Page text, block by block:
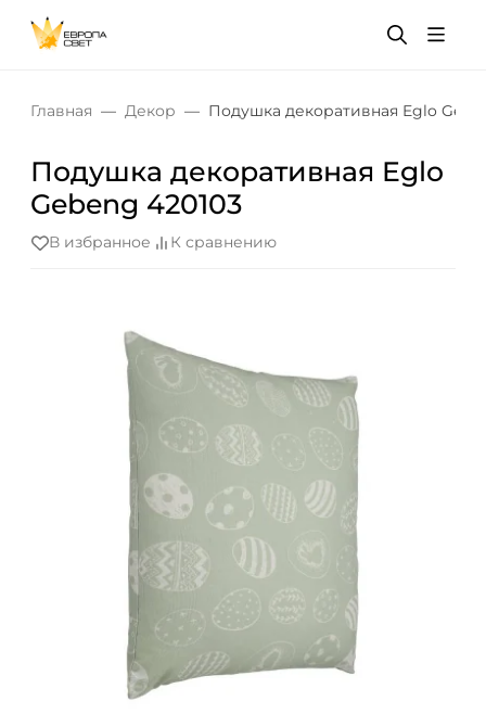
Главная Декор Подушка декоративная Eglo
Подушка декоративная Eglo
Gebeng 420103
В избранное К сравнению